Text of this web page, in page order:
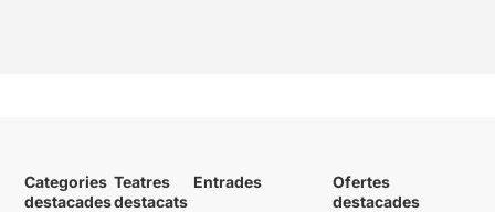
Categories
destacades
Teatres
destacats
Entrades
Ofertes
destacades